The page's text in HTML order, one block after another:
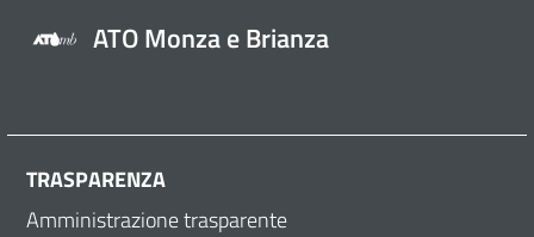
ATO Monza e Brianza
TRASPARENZA
Amministrazione trasparente